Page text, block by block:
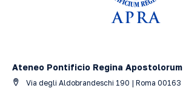
Ateneo Pontificio Regina Apostolorum
Via degli Aldobrandeschi 190 | Roma 00163